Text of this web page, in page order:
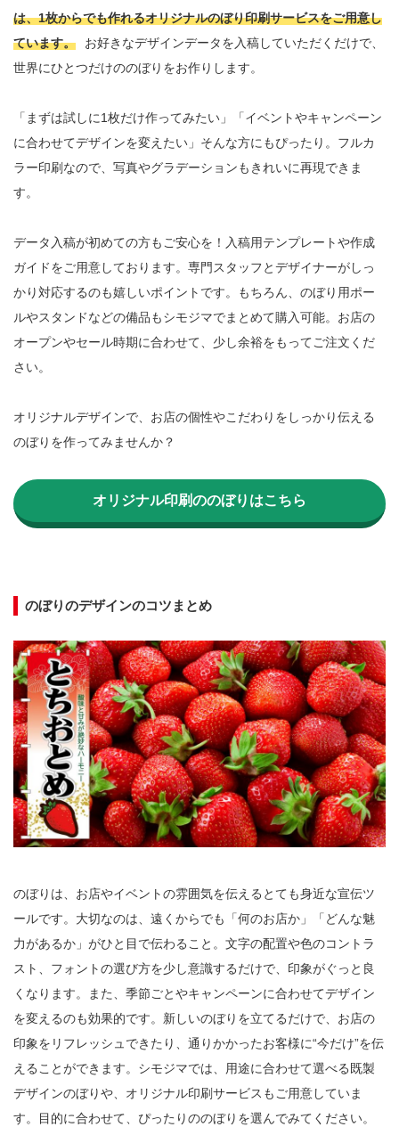
は、1枚からでも作れるオリジナルのぼり印刷サービスをご用意し
ています。
お好きなデザインデータを入稿していただくだけで、
世界にひとつだけののぼりをお作りします。
「まずは試しに1枚だけ作ってみたい」「イベントやキャンペーン
に合わせてデザインを変えたい」そんな方にもぴったり。フルカ
ラー印刷なので、写真やグラデーションもきれいに再現できま
す。
データ入稿が初めての方もご安心を！入稿用テンプレートや作成
ガイドをご用意しております。専門スタッフとデザイナーがしっ
かり対応するのも嬉しいポイントです。もちろん、のぼり用ポー
ルやスタンドなどの備品もシモジマでまとめて購入可能。お店の
オープンやセール時期に合わせて、少し余裕をもってご注文くだ
さい。
オリジナルデザインで、お店の個性やこだわりをしっかり伝える
のぼりを作ってみませんか？
オリジナル印刷ののぼりはこちら
のぼりのデザインのコツまとめ
のぼりは、お店やイベントの雰囲気を伝えるとても身近な宣伝ツ
ールです。大切なのは、遠くからでも「何のお店か」「どんな魅
力があるか」がひと目で伝わること。文字の配置や色のコントラ
スト、フォントの選び方を少し意識するだけで、印象がぐっと良
くなります。また、季節ごとやキャンペーンに合わせてデザイン
を変えるのも効果的です。新しいのぼりを立てるだけで、お店の
印象をリフレッシュできたり、通りかかったお客様に“今だけ”を伝
えることができます。シモジマでは、用途に合わせて選べる既製
デザインのぼりや、オリジナル印刷サービスもご用意していま
す。目的に合わせて、ぴったりののぼりを選んでみてください。